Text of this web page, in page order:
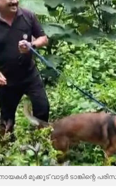
മുക്കൂട് വാട്ടർ ടാങ്കിന്റെ